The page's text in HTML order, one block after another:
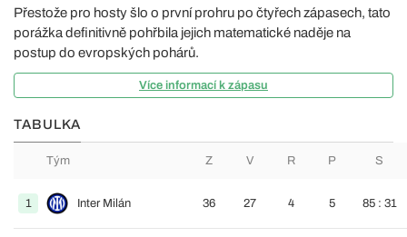
Přestože pro hosty šlo o první prohru po čtyřech zápasech, tato
porážka definitivně pohřbila jejich matematické naděje na
postup do evropských pohárů.
Více informací k zápasu
TABULKA
Tým Z V R P S
1 Inter Milán 36 27 4 5 85 : 31